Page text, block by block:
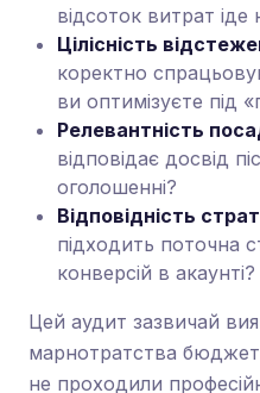
відсоток витрат
Цілісність
коректно
ви оптимізуєте під
Релевантність
відповідає досвід
оголошенні?
Відповідність
підходить поточна
конверсій в акаунті?
Цей аудит зазвичай
марнотратства
не проходили